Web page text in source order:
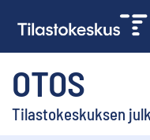
OTOS
Tilastokeskuksen